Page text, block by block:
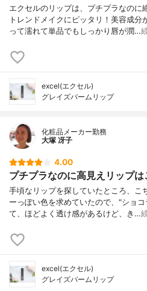
エクセルのリップは、プチプラなのに
トレンドメイクにピッタリ！美容成
って濡れて単品でもしっかり唇が潤…
excel(エクセル)
グレイズバームリップ
化粧品メーカー勤務
大塚 冴子
4.00
プチプラなのに高見えリップは
手頃なリップを探していたところ、こ
ーっぽい色を求めていたので、"ショ
て、ほどよく透け感があるけど、き…
excel(エクセル)
グレイズバームリップ